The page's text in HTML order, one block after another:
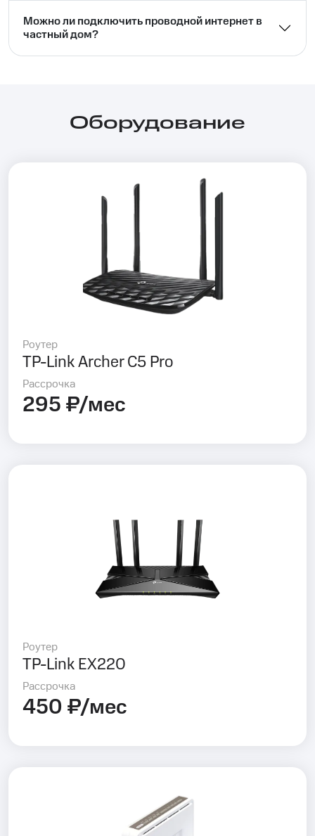
Можно ли подключить проводной интернет в
частный дом?⁣⁣
Оборудование
Роутер
TP-Link Archer C5 Pro
Рассрочка
295 ₽/мес
Роутер
TP-Link EX220
Рассрочка
450 ₽/мес